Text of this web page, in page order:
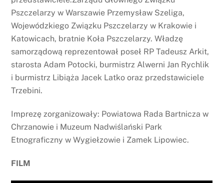
Pszczelarzy w Warszawie Przemysław Szeliga,
Wojewódzkiego Związku Pszczelarzy w Krakowie i
Katowicach, bratnie Koła Pszczelarzy. Władzę
samorządową reprezentował poseł RP Tadeusz Arkit,
starosta Adam Potocki, burmistrz Alwerni Jan Rychlik
i burmistrz Libiąża Jacek Latko oraz przedstawiciele
Trzebini.
Imprezę zorganizowały: Powiatowa Rada Bartnicza w
Chrzanowie i Muzeum Nadwiślański Park
Etnograficzny w Wygiełzowie i Zamek Lipowiec.
FILM